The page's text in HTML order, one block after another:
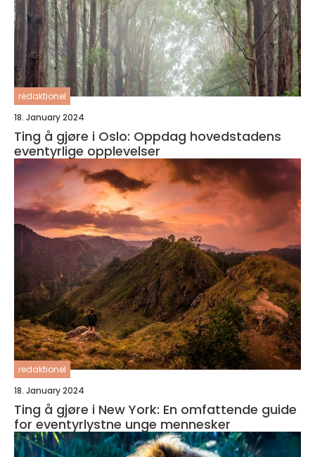
redaktionel
18. January 2024
Ting å gjøre i Oslo: Oppdag hovedstadens
eventyrlige opplevelser
redaktionel
18. January 2024
Ting å gjøre i New York: En omfattende guide
for eventyrlystne unge mennesker